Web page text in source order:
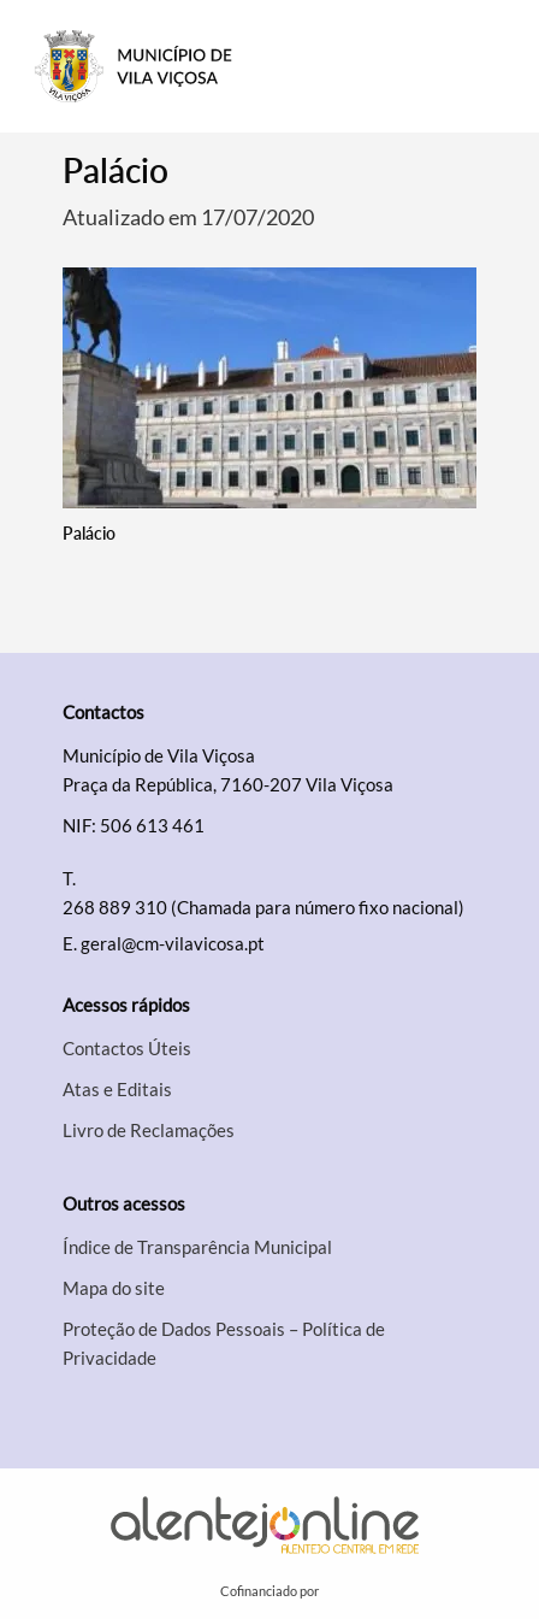
Filtros
Palácio
Atualizado em 17/07/2020
Palácio
Contactos
Município de Vila Viçosa
Praça da República, 7160-207 Vila Viçosa
NIF: 506 613 461
T.
268 889 310 (Chamada para número fixo nacional)
E.geral@cm-vilavicosa.pt
Acessos rápidos
Contactos Úteis
Atas e Editais
Livro de Reclamações
Outros acessos
Índice de Transparência Municipal
Mapa do site
Proteção de Dados Pessoais – Política de
Privacidade
Cofinanciado por